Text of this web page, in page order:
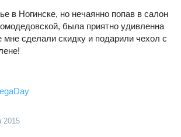
в Ногинске, но нечаянно попав в салон
была приятно удивленна
сделали скидку и подарили чехол с
2015